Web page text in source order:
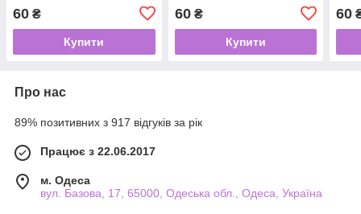
60 ₴
Купити
60₴
Купити
60
Про нас
89% позитивних з 917 відгуків за рік
Працює з 22.06.2017
м. Одеса
вул. Базова, 17, 65000, Одеська обл., Одеса, Україна